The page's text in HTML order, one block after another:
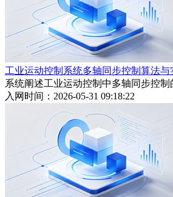
工业运动控制系统多轴同步控制算法与
系统阐述工业运动控制中多轴同步控
入网时间：2026-05-31 09:18:22